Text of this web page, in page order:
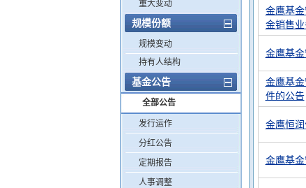
重大变动
规模份额
规模变动
持有人结构
基金公告
全部公告
发行运作
分红公告
定期报告
人事调整
金鹰基
金销售
金鹰基
金鹰基
件的公告
金鹰恒
金鹰基